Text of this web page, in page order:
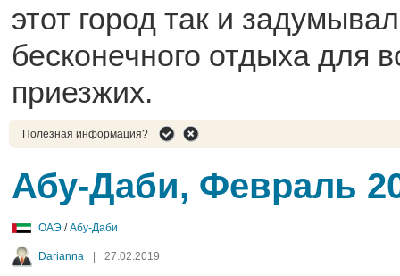
этот город так и
бесконечного отдыха для
приезжих.
Полезная информация?
Абу-Даби, Февраль
ОАЭ /Абу-Даби
Darianna 27.02.2019